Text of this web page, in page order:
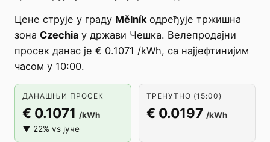
Цене струје у граду Mělníkодређује тржишна
зона Czechia у држави Чешка. Велепродајни
просек данас је € 0.1071 /kWh, са најјефтинијим
часом у 10:00.
ДАНАШЊИ ПРОСЕК
€ 0.1071 /kWh
▼ 22% vs јуче
ТРЕНУТНО (15:00)
€ 0.0197 /kWh